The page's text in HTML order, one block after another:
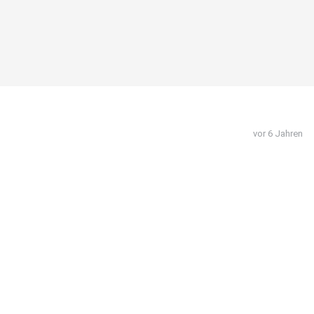
vor 6 Jahren